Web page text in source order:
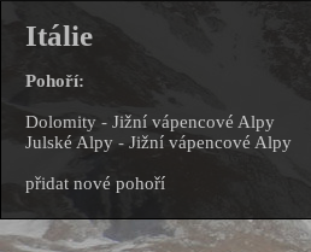
Itálie
Pohoří:
Dolomity - Jižní vápencové Alpy
Julské Alpy - Jižní vápencové Alpy
přidat nové pohoří